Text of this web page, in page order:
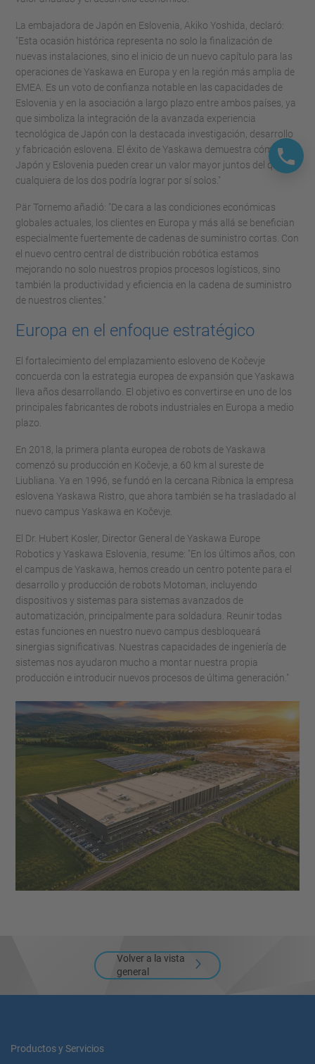
La embajadora de Japón en Eslovenia, Akiko Yoshida, declaró:
"Esta ocasión histórica representa no solo la finalización de
nuevas instalaciones, sino el inicio de un nuevo capítulo para las
operaciones de Yaskawa en Europa y en la región más amplia de
EMEA. Es un voto de confianza notable en las capacidades de
Eslovenia y en la asociación a largo plazo entre ambos países, ya
que simboliza la integración de la avanzada experiencia
tecnológica de Japón con la destacada investigación, desarrollo
y fabricación eslovena. El éxito de Yaskawa demuestra cómo
Japón y Eslovenia pueden crear un valor mayor juntos del que
cualquiera de los dos podría lograr por sí solos."
Pär Tornemo añadió: "De cara a las condiciones económicas
globales actuales, los clientes en Europa y más allá se benefician
especialmente fuertemente de cadenas de suministro cortas. Con
el nuevo centro central de distribución robótica estamos
mejorando no solo nuestros propios procesos logísticos, sino
también la productividad y eficiencia en la cadena de suministro
de nuestros clientes."
Europa en el enfoque estratégico
El fortalecimiento del emplazamiento esloveno de Kočevje
concuerda con la estrategia europea de expansión que Yaskawa
lleva años desarrollando. El objetivo es convertirse en uno de los
principales fabricantes de robots industriales en Europa a medio
plazo.
En 2018, la primera planta europea de robots de Yaskawa
comenzó su producción en Kočevje, a 60 km al sureste de
Liubliana. Ya en 1996, se fundó en la cercana Ribnica la empresa
eslovena Yaskawa Ristro, que ahora también se ha trasladado al
nuevo campus Yaskawa en Kočevje.
El Dr. Hubert Kosler, Director General de Yaskawa Europe
Robotics y Yaskawa Eslovenia, resume: "En los últimos años, con
el campus de Yaskawa, hemos creado un centro potente para el
desarrollo y producción de robots Motoman, incluyendo
dispositivos y sistemas para sistemas avanzados de
automatización, principalmente para soldadura. Reunir todas
estas funciones en nuestro nuevo campus desbloqueará
sinergias significativas. Nuestras capacidades de ingeniería de
sistemas nos ayudaron mucho a montar nuestra propia
producción e introducir nuevos procesos de última generación."
Volver a la vista
general
Productos y Servicios